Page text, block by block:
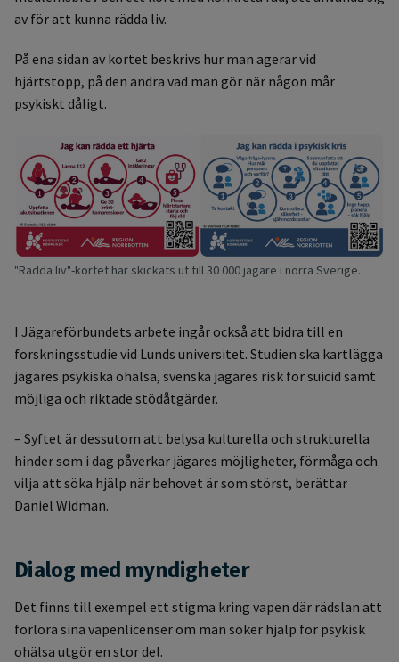
av för att kunna rädda liv.
På ena sidan av kortet beskrivs hur man agerar vid
hjärtstopp, på den andra vad man gör när någon mår
psykiskt dåligt.
"Rädda liv"-kortet har skickats ut till 30 000 jägare i norra Sverige.
I Jägareförbundets arbete ingår också att bidra till en
forskningsstudie vid Lunds universitet. Studien ska kartlägga
jägares psykiska ohälsa, svenska jägares risk för suicid samt
möjliga och riktade stödåtgärder.
– Syftet är dessutom att belysa kulturella och strukturella
hinder som i dag påverkar jägares möjligheter, förmåga och
vilja att söka hjälp när behovet är som störst, berättar
Daniel Widman.
Dialog med myndigheter
Det finns till exempel ett stigma kring vapen där rädslan att
förlora sina vapenlicenser om man söker hjälp för psykisk
ohälsa utgör en stor del.